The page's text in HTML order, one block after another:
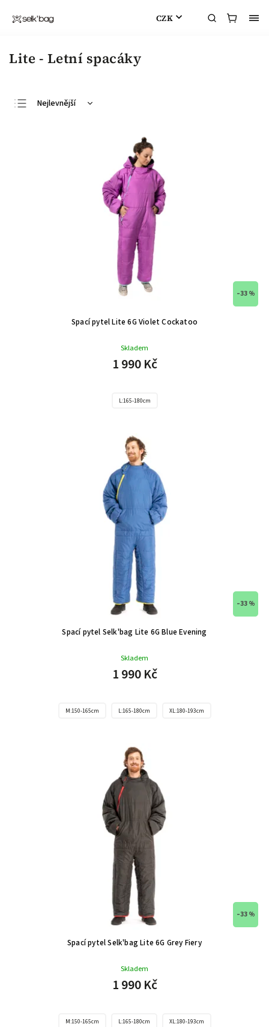
CZK
Lite - Letní spacáky
Nejlevnější
–33 %
Spací pytel Lite 6G Violet Cockatoo
Skladem
1 990 Kč
L:165-180cm
–33 %
Spací pytel Selk'bag Lite 6G Blue Evening
Skladem
1 990 Kč
M:150-165cm L:165-180cm XL:180-193cm
–33 %
Spací pytel Selk'bag Lite 6G Grey Fiery
Skladem
1 990 Kč
M:150-165cm L:165-180cm XL:180-193cm